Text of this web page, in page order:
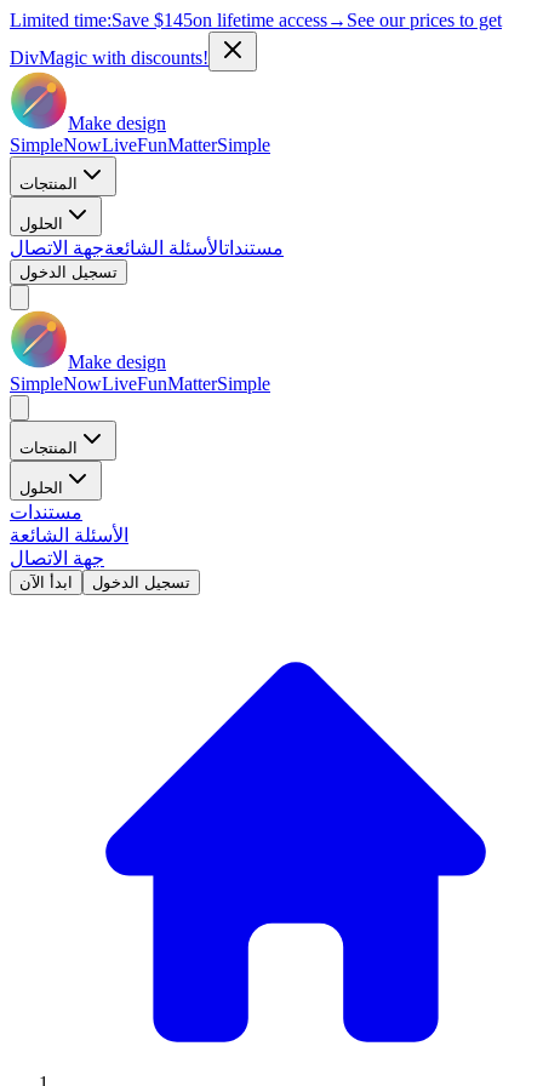
Limited time:Save $145on lifetime access→ See our prices to get
DivMagic with discounts!
Make design
SimpleNowLiveFunMatterSimple
المنتجات
الحلول
مستنداتالأسئلة الشائعةجهة الاتصال
تسجيل الدخول
Make design
SimpleNowLiveFunMatterSimple
المنتجات
الحلول
مستندات
الأسئلة الشائعة
جهة الاتصال
ابدأ الآن تسجيل الدخول